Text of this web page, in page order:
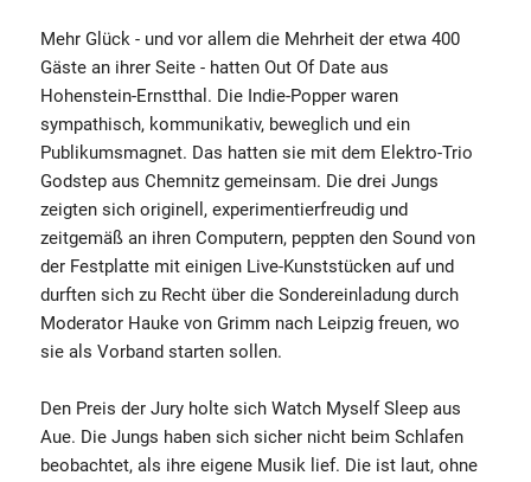
Mehr Glück - und vor allem die Mehrheit der etwa 400
Gäste an ihrer Seite - hatten Out Of Date aus
Hohenstein-Ernstthal. Die Indie-Popper waren
sympathisch, kommunikativ, beweglich und ein
Publikumsmagnet. Das hatten sie mit dem Elektro-Trio
Godstep aus Chemnitz gemeinsam. Die drei Jungs
zeigten sich originell, experimentierfreudig und
zeitgemäß an ihren Computern, peppten den Sound von
der Festplatte mit einigen Live-Kunststücken auf und
durften sich zu Recht über die Sondereinladung durch
Moderator Hauke von Grimm nach Leipzig freuen, wo
sie als Vorband starten sollen.
Den Preis der Jury holte sich Watch Myself Sleep aus
Aue. Die Jungs haben sich sicher nicht beim Schlafen
beobachtet, als ihre eigene Musik lief. Die ist laut, ohne